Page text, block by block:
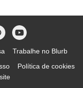
Trabalhe no Blurb
Política de cookies